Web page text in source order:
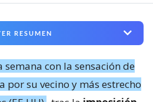
RESUMEN
semana con la sensación de
por su vecino y más estrecho